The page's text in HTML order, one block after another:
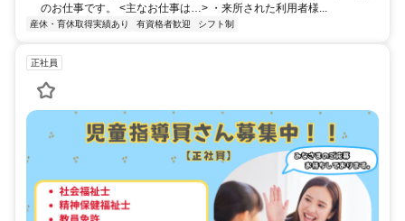
のお仕事です。 <主なお仕事は…> ・来所された利用者様...
産休・育休取得実績あり 有資格者歓迎 シフト制
正社員